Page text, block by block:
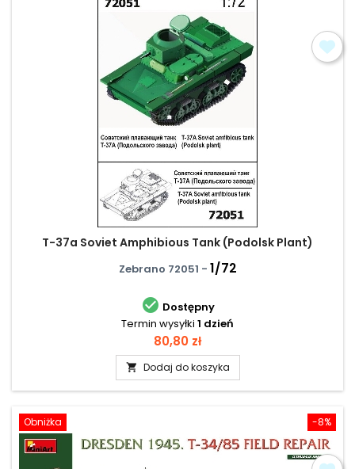
T-37a Soviet Amphibious Tank (Podolsk Plant)
Zebrano 72051 - 1/72
 Dostępny
Termin wysyłki 1 dzień
Cena
80,80 zł
 Dodaj do koszyka
-8%
Obniżka